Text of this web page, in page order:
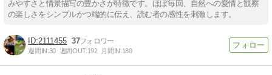
みやすさと情景描写の豊かさが特徴です。ほぼ毎回、自然への愛情と観察
の楽しさをシンプルかつ端的に伝え、読む者の感性を刺激します。
2111455 37
週間IN:30 週間OUT:192 月間IN:180